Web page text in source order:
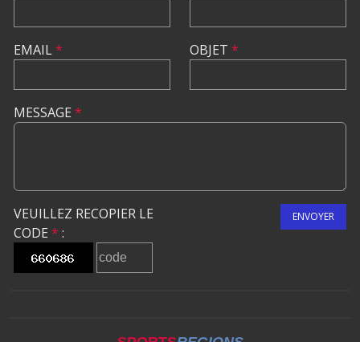
EMAIL* OBJET *
MESSAGE *
VEUILLEZ RECOPIER LE
CODE * :
ENVOYER